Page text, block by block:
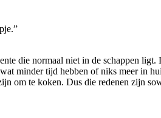
die normaal niet in de schappen ligt.
minder tijd hebben of niks meer in
om te koken. Dus die redenen zijn